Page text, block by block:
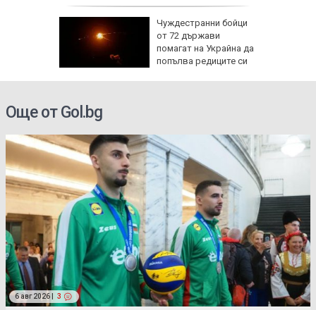
Чуждестранни бойци
от 72 държави
помагат на Украйна да
попълва редиците си
Още от Gol.bg
6 авг 2026 | 3